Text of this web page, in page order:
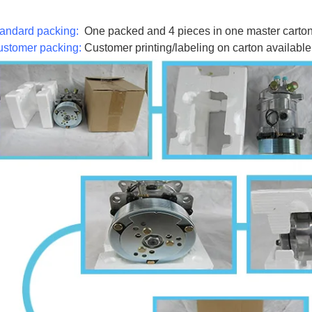
packing: One packed and 4 pieces in one master
packing: Customer printing/labeling on carton available